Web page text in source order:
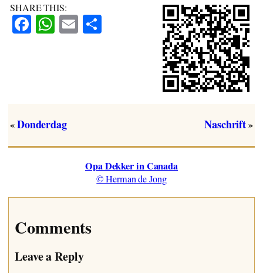
SHARE THIS:
Facebook
WhatsApp
Email
«Donderdag Naschrift»
Opa Dekker in Canada
© Herman de Jong
Comments
Leave a Reply